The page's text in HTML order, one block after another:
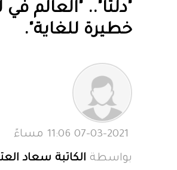
"دلتا".. "العالم
خطيرة للغاية".
بواسطة الكاتبة سعاد